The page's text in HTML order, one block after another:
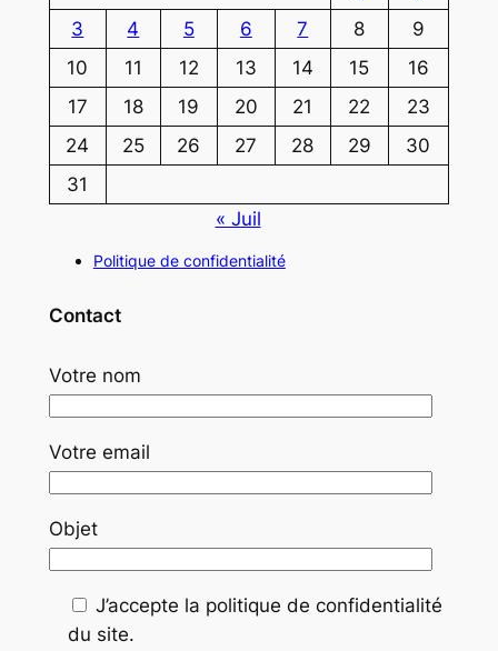
3
4 5 6 7 8
9
10
11 12 13 14 15
16
17
18 19 20 21 22
23
24
25 26 27 28 29
30
31
« Juil
Politique de confidentialité
Contact
Votre nom
Votre email
Objet
J’accepte la politique de confidentialité
du site.